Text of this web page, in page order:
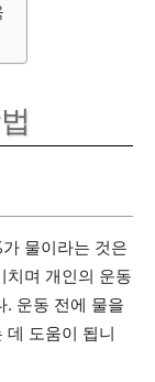
물이라는 것은
치며 개인의 운동
. 운동 전에 물을
데 도움이 됩니